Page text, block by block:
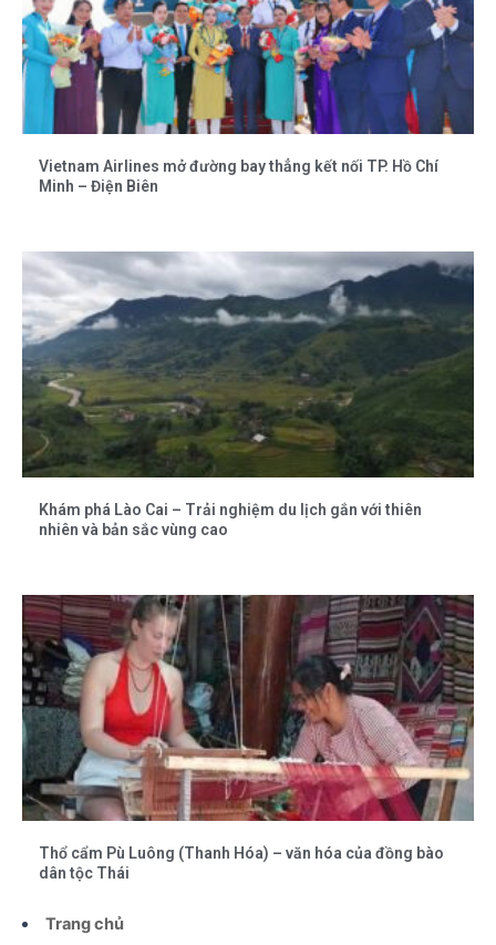
Trang chủ
Vietnam Airlines mở đường bay thẳng kết nối TP. Hồ Chí
Minh – Điện Biên
Khám phá Lào Cai – Trải nghiệm du lịch gắn với thiên
nhiên và bản sắc vùng cao
Thổ cẩm Pù Luông (Thanh Hóa) – văn hóa của đồng bào
dân tộc Thái